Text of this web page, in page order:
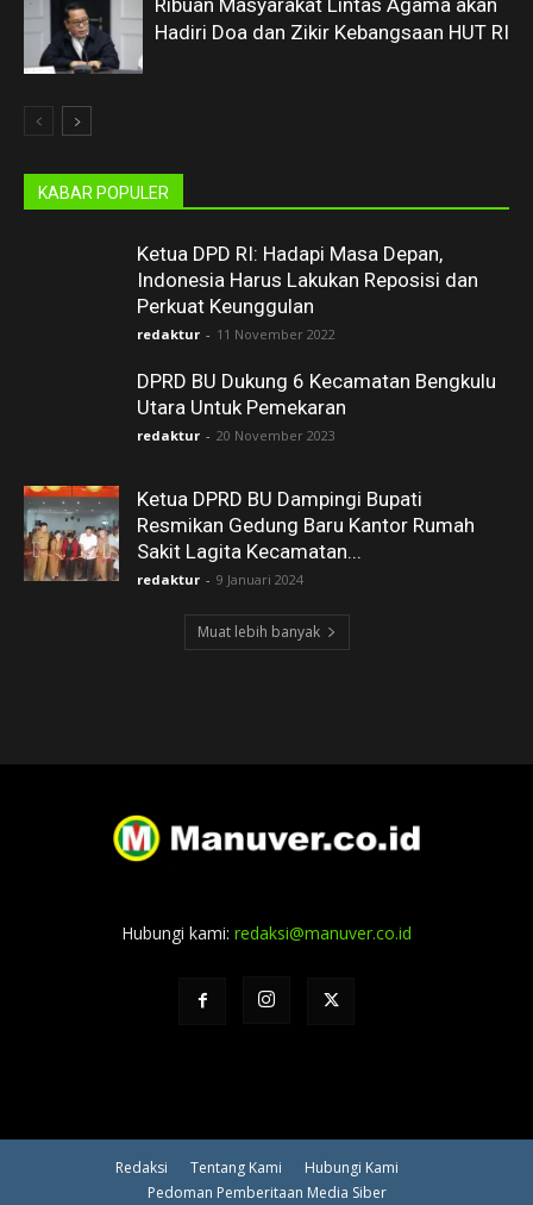
Ribuan Masyarakat Lintas Agama akan
Hadiri Doa dan Zikir Kebangsaan HUT RI
KABAR POPULER
Ketua DPD RI: Hadapi Masa Depan,
Indonesia Harus Lakukan Reposisi dan
Perkuat Keunggulan
redaktur - 11 November 2022
DPRD BU Dukung 6 Kecamatan Bengkulu
Utara Untuk Pemekaran
redaktur - 20 November 2023
Ketua DPRD BU Dampingi Bupati
Resmikan Gedung Baru Kantor Rumah
Sakit Lagita Kecamatan...
redaktur - 9 Januari 2024
Muat lebih banyak
Hubungi kami: redaksi@manuver.co.id
Redaksi Tentang Kami
Hubungi Kami
Pedoman Pemberitaan Media Siber